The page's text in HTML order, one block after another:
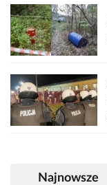
Najnowsze